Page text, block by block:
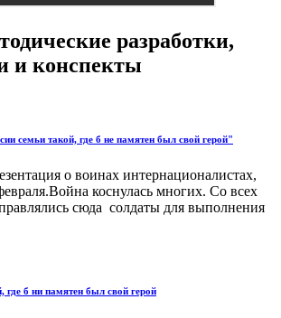
разработки,
и конспекты
семьи такой, где б не памятен был свой герой"
о воинах интернационалистах,
коснулась многих. Со всех
сюда солдаты для выполнения
где б ни памятен был свой герой